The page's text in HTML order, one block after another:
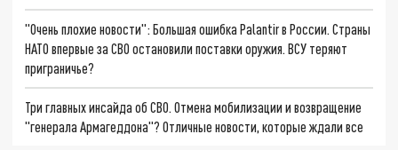
"Очень плохие новости": Большая ошибка Palantir в России. Страны
НАТО впервые за СВО остановили поставки оружия. ВСУ теряют
приграничье?
Три главных инсайда об СВО. Отмена мобилизации и возвращение
"генерала Армагеддона"? Отличные новости, которые ждали все